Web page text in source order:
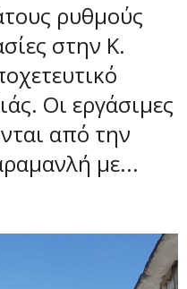
ρυθμούς
στην Κ.
Οι εργάσιμες
από την
με...